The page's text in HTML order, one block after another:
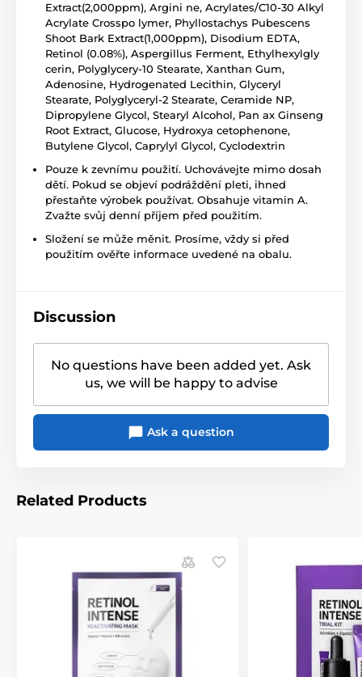
Extract(2,000ppm), Argini ne, Acrylates/C10-30 Alkyl
Acrylate Crosspo lymer, Phyllostachys Pubescens
Shoot Bark Extract(1,000ppm), Disodium EDTA,
Retinol (0.08%), Aspergillus Ferment, Ethylhexylgly
cerin, Polyglycery-10 Stearate, Xanthan Gum,
Adenosine, Hydrogenated Lecithin, Glyceryl
Stearate, Polyglyceryl-2 Stearate, Ceramide NP,
Dipropylene Glycol, Stearyl Alcohol, Pan ax Ginseng
Root Extract, Glucose, Hydroxya cetophenone,
Butylene Glycol, Caprylyl Glycol, Cyclodextrin
Pouze k zevnímu použití. Uchovávejte mimo dosah
dětí. Pokud se objeví podráždění pleti, ihned
přestaňte výrobek používat. Obsahuje vitamin A.
Zvažte svůj denní příjem před použitím.
Složení se může měnit. Prosíme, vždy si před
použitím ověřte informace uvedené na obalu.
Discussion
No questions have been added yet. Ask
us, we will be happy to advise
Ask a question
Related Products